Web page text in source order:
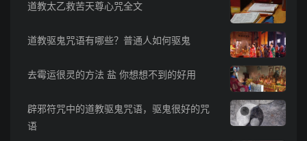
道教太乙救苦天尊心咒全文
道教驱鬼咒语有哪些？普通人如何驱鬼
去霉运很灵的方法 盐 你想想不到的好用
辟邪符咒中的道教驱鬼咒语，驱鬼很好的咒
语